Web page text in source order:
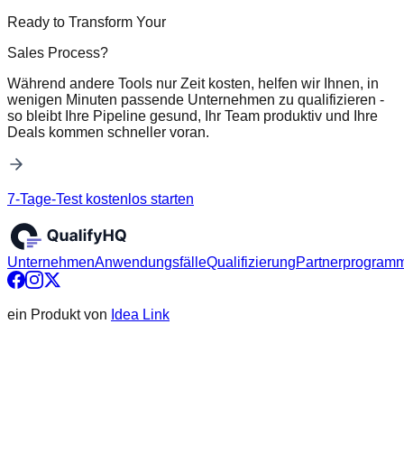
Ready to Transform Your
Sales Process?
Während andere Tools nur Zeit kosten, helfen wir Ihnen, in
wenigen Minuten passende Unternehmen zu qualifizieren -
so bleibt Ihre Pipeline gesund, Ihr Team produktiv und Ihre
Deals kommen schneller voran.
7-Tage-Test kostenlos starten
UnternehmenAnwendungsfälleQualifizierung
ein Produkt von Idea Link